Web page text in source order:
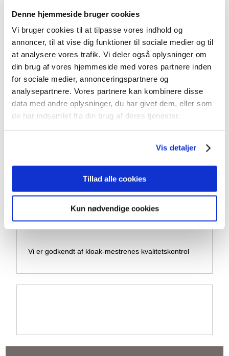
Denne hjemmeside bruger cookies
Vi bruger cookies til at tilpasse vores indhold og
annoncer, til at vise dig funktioner til sociale medier og til
at analysere vores trafik. Vi deler også oplysninger om
din brug af vores hjemmeside med vores partnere inden
for sociale medier, annonceringspartnere og
analysepartnere. Vores partnere kan kombinere disse
data med andre oplysninger, du har givet dem, eller som
de har indsamlet fra din brug af deres tjenester.
Vis detaljer
Tillad alle cookies
Kun nødvendige cookies
Murerfirmaet Wulff Byg
Sletten 120
Mobil:
Mail: wulffbyg@wulffbyg.dk
Få gratis tilbud​
​Skulle du mod forventning blive utilfreds med det
Læs mere om byg garanti
​Vi er godkendt af kloak-mestrenes kvalitetskontrol